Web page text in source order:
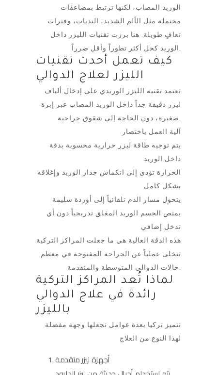
الوريد المصاب، لكنها ترتبط بمضاعفات
محتملة مثل الألم الشديد، الندبات، وفترات
تعافٍ طويلة. هنا برزت تقنيات الليزر داخل
كيف تعمل أحدث تقنيات
الليزر لعلاج الدوالي
تعتمد تقنية الليزر الوريدي على إدخال ألياف
ليزر دقيقة جداً داخل الوريد المصاب عبر إبرة
آلية العمل باختصار
يتم توجيه طاقة ليزر حرارية محسوبة بدقة
داخل الوريد
الحرارة تؤدي إلى انكماش جدار الوريد وإغلاقه
بشكل كامل
يتحول مسار الدم تلقائياً إلى أوردة سليمة
يمتص الجسم الوريد المغلق تدريجياً دون أي
تدخل إضافي
هذه الدقة العالية هي ما جعلت المراكز التركية
تتخلى عملياً عن الجراحة المفتوحة في معظم
لماذا تُعد المراكز التركية
رائدة في علاج الدوالي
بالليزر
تتميز تركيا بعدة عوامل تجعلها وجهة مفضلة
لهذا النوع من العلاج
أجهزة ليزر متقدمة